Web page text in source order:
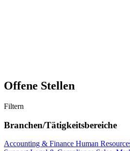
Offene Stellen
Filtern
Branchen/Tätigkeitsbereiche
Accounting & Finance Human